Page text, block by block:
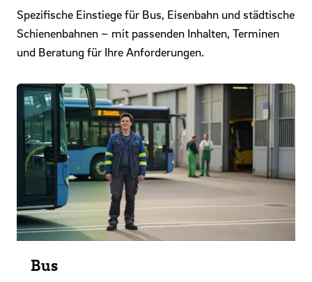
Spezifische Einstiege für Bus, Eisenbahn und städtische
Schienenbahnen – mit passenden Inhalten, Terminen
und Beratung für Ihre Anforderungen.
Bus